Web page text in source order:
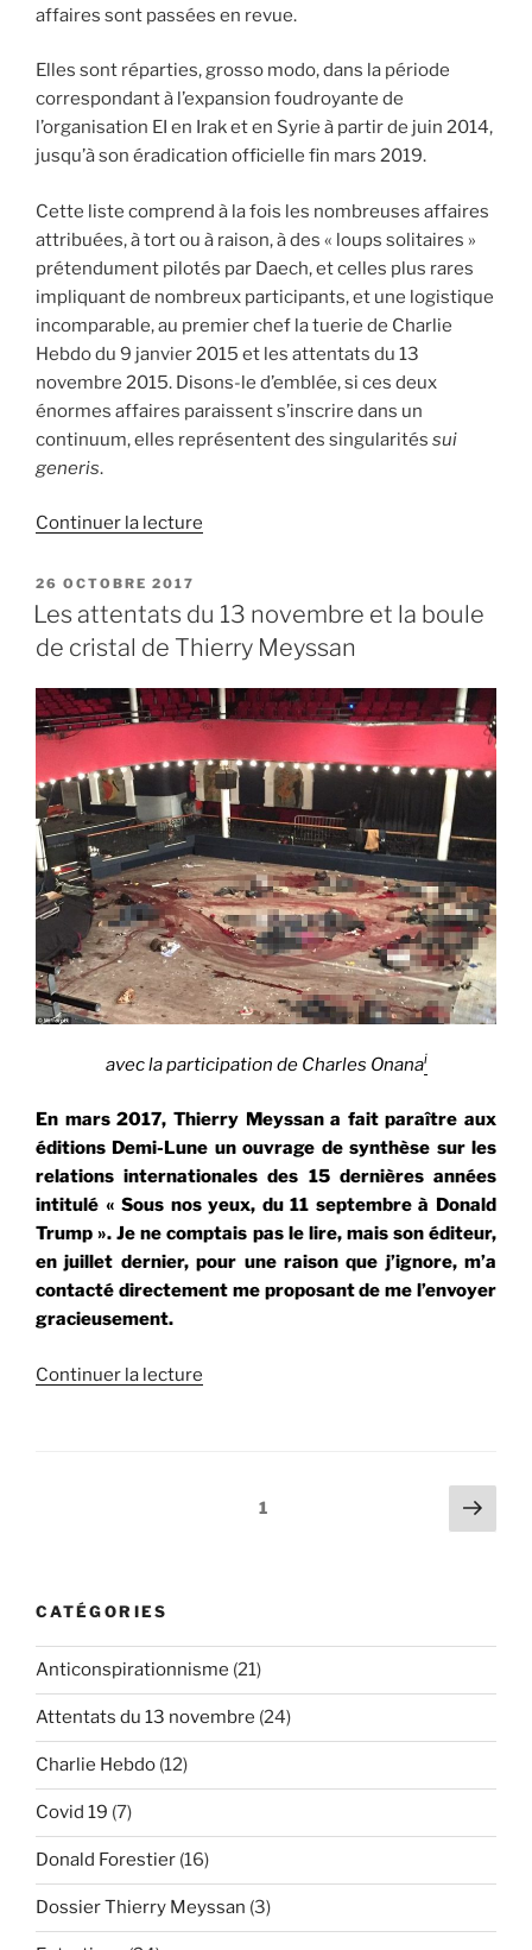
affaires sont passées en revue.
Elles sont réparties, grosso modo, dans la période
correspondant à l’expansion foudroyante de
l’organisation EI en Irak et en Syrie à partir de juin 2014,
jusqu’à son éradication officielle fin mars 2019.
Cette liste comprend à la fois les nombreuses affaires
attribuées, à tort ou à raison, à des « loups solitaires »
prétendument pilotés par Daech, et celles plus rares
impliquant de nombreux participants, et une logistique
incomparable, au premier chef la tuerie de Charlie
Hebdo du 9 janvier 2015 et les attentats du 13
novembre 2015. Disons-le d’emblée, si ces deux
énormes affaires paraissent s’inscrire dans un
continuum, elles représentent des singularités sui
generis.
Continuer la lecture
Daech
en
France
(base
de
PUBLIÉ
LE
26 OCTOBRE 2017
Les attentats du 13 novembre et la boule
de cristal de Thierry Meyssan
avec la participation de Charles Onanai
En mars 2017, Thierry Meyssan a fait paraître aux
éditions Demi-Lune un ouvrage de synthèse sur les
relations internationales des 15 dernières années
intitulé « Sous nos yeux, du 11 septembre à Donald
Trump ». Je ne comptais pas le lire, mais son éditeur,
en juillet dernier, pour une raison que j’ignore, m’a
contacté directement me proposant de me l’envoyer
gracieusement.
Continuer la lecture
novembre
cristal
Thierry
Meyssan »
Page1
Page
CATÉGORIES
Anticonspirationnisme (21)
Attentats du 13 novembre (24)
Charlie Hebdo (12)
Covid 19 (7)
Donald Forestier (16)
Dossier Thierry Meyssan (3)